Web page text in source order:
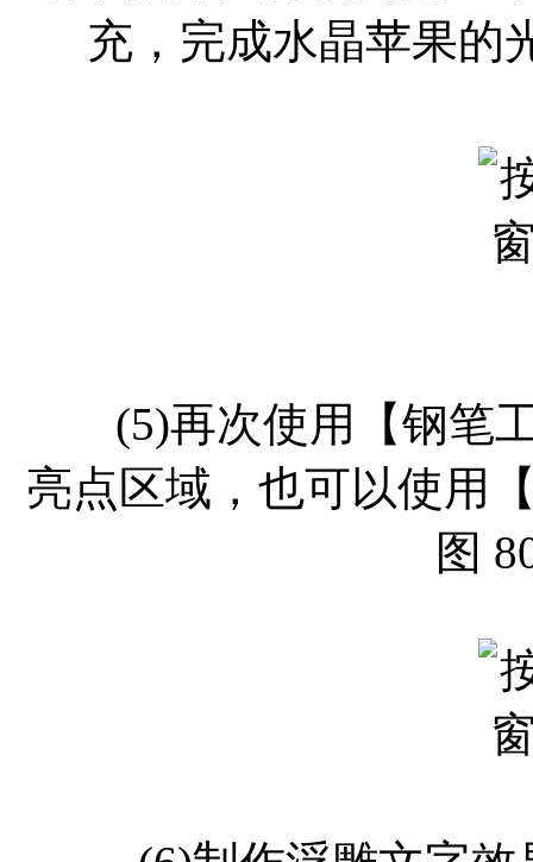
充，完成水晶苹果的
(5)再次使用【钢笔工
亮点区域，也可以使用
图